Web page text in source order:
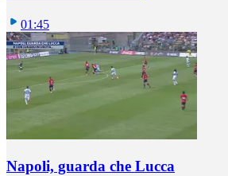
01:45
Napoli, guarda che Lucca